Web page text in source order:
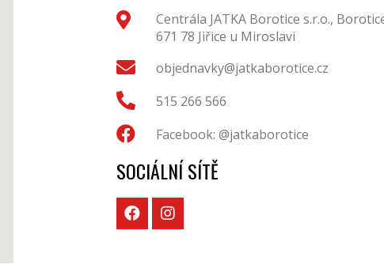
Centrála JATKA Borotice s.r.o.,
671 78 Jiřice u Miroslavi
objednavky@jatkaborotice.cz
515 266 566
Facebook: @jatkaborotice
SOCIÁLNÍ SÍTĚ